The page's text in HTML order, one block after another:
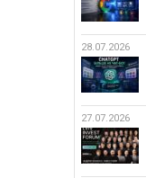
28.07.2026
27.07.2026